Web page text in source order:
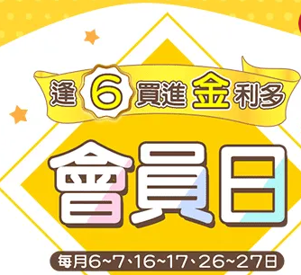
間，你都必須開口聊天。本書提供有科學根據
的不尬聊心法
慘遭淘汰。但在經過多年研究與實踐後，他終
高的建議，學會避免冷場窘境。書中更收錄「